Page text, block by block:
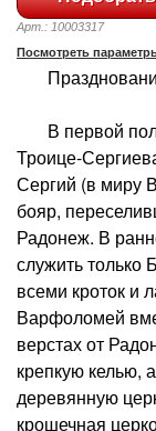
Арт.: 10003317
Посмотреть
В первой
Троице-
Сергий (в миру
бояр,
Радонеж. В
служить только
всеми кроток и
Варфоломей
верстах от
крепкую келью,
деревянную
крошечная